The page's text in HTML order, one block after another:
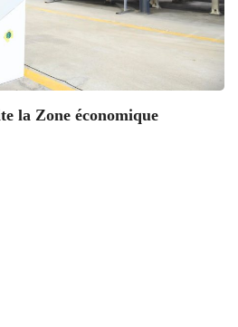
la Zone économique